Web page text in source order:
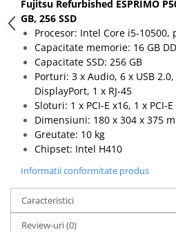
Calculatoare All-in-One RENEW
Componente All-in-One
Monitoare
Monitoare NOI
Monitoare Refurbished
Monitoare Renew
Monitoare Second-Hand
Servere
Hard Disk-uri SERVER
Accesorii server
Cabinete metalice
Fujitsu Refurbished ESPRIMO
GB, 256 SSD
Procesor: Intel Core i5-10500,
Capacitate memorie: 16 GB
Capacitate SSD: 256 GB
Porturi: 3 x Audio, 6 x USB
DisplayPort, 1 x RJ-45
Sloturi: 1 x PCI-E x16, 1 x PCI-
Dimensiuni: 180 x 304 x 375
Greutate: 10 kg
Chipset: Intel H410
Informatii conformitate produs
Caracteristici
Review-uri(0)